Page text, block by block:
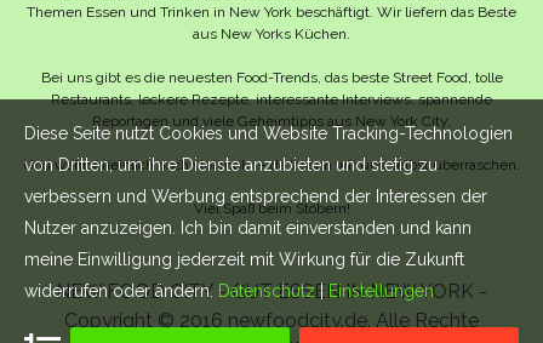
Themen Essen und Trinken in New York beschäftigt. Wir liefern das Beste
aus New Yorks Küchen.
Bei uns gibt es die neuesten Food-Trends, das beste Street Food, tolle
Restaurants, leckere Rezepte, interessante Interviews, spannende
Reportagen und viele Geheimtipps aus New York City.
Und wahrscheinlich noch viel mehr – da lassen wir uns selbst überraschen.
Viel Spaß beim Stöbern!
NEW FOOD CITY - GUT ESSEN IN NEW YORK -
Copyright © 2016 newfoodcity.de. Alle Rechte
Diese Seite nutzt Cookies und Website Tracking-Technologien
von Dritten, um ihre Dienste anzubieten und stetig zu
verbessern und Werbung entsprechend der Interessen der
Nutzer anzuzeigen. Ich bin damit einverstanden und kann
meine Einwilligung jederzeit mit Wirkung für die Zukunft
widerrufen oder ändern. Datenschutz| Einstellungen